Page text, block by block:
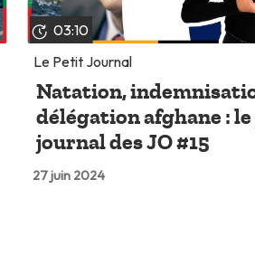
03:10
Le Petit Journal
Natation,
délégation afghane :
journal des JO #15
27 juin 2024